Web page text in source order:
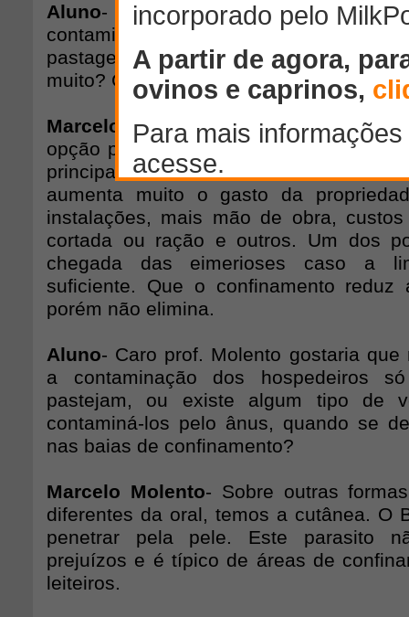
Aluno- Caro prof. Molento, todos
contaminação que foram citados,
pastagens. Nos confinamentos, essa
muito? Como se daria a contaminação
Marcelo Molento- O confinamento
opção para reduzir a taxa de
principalmente. Porém você deve
aumenta muito o gasto da
instalações, mais mão de obra,
cortada ou ração e outros. Um dos
chegada das eimerioses caso a
suficiente. Que o confinamento reduz
porém não elimina.
Aluno- Caro prof. Molento gostaria que
a contaminação dos hospedeiros
pastejam, ou existe algum tipo de
contaminá-los pelo ânus, quando se
nas baias de confinamento?
Marcelo Molento- Sobre outras
diferentes da oral, temos a cutânea. O
penetrar pela pele. Este parasito
prejuízos e é típico de áreas de
leiteiros.